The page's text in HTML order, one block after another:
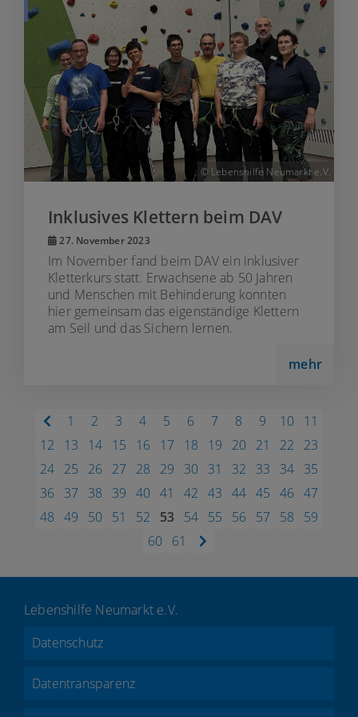
© Lebenshilfe Neumarkt e.V.
Inklusives Klettern beim DAV
27. November 2023
Im November fand beim DAV ein inklusiver
Kletterkurs statt. Erwachsene ab 50 Jahren
und Menschen mit Behinderung konnten
hier gemeinsam das eigenständige Klettern
am Seil und das Sichern lernen.
mehr
1 2 3 4 5 6 7 8 9 10 11
12
13 14 15 16 17 18 19 20 21 22
23
24 25 26 27 28 29 30 31 32 33 34 35
36 37 38 39 40 41 42 43 44 45 46 47
48 49 50 51 52 53 54 55 56 57 58
59
60 61
Lebenshilfe Neumarkt e.V.
Datenschutz
Datentransparenz